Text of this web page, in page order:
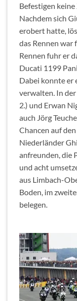
Befestigen keine
Nachdem sich
erobert hatte,
das Rennen war
Rennen fuhr er
Ducati 1199
Dabei konnte er
verwalten. In der
2.) und Erwan
auch Jörg
Chancen auf
Niederländer
anfreunden, die
und acht
aus Limbach-
Boden, im
belegen.